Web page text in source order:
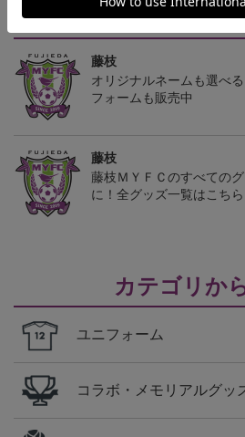
トピックス
藤枝
オリジナルネームも選べ
フォームも販売中
藤枝
藤枝ＭＹＦＣのすべての
に！全グッズ一覧はこちら
カテゴリか
ユニフォーム
コラボ・メモリアルグッ